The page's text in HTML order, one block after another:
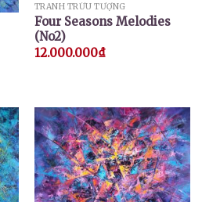
TRANH TRỪU TƯỢNG
Four Seasons Melodies
(No2)
12.000.000₫